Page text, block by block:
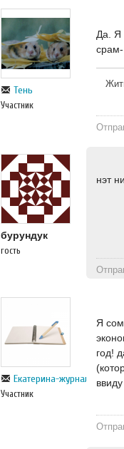
Тень
Участник
Да. Я
срам-
бурундук
гость
нэт
Екатерина-журналист
Участник
Я
год!